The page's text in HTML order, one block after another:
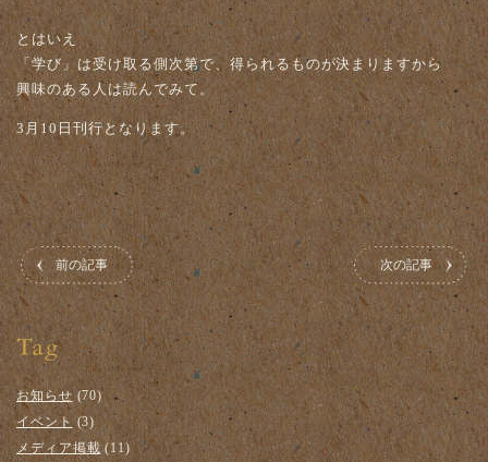
とはいえ
「学び」は受け取る側次第で、得られるものが決まりますから
興味のある人は読んでみて。
3月10日刊行となります。
前の記事 次の記事
お知らせ(70)
イベント(3)
メディア掲載(11)